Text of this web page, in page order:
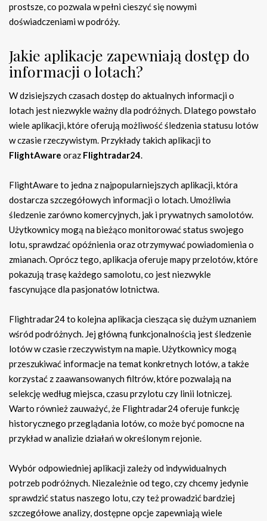
prostsze, co pozwala w pełni cieszyć się nowymi
doświadczeniami w podróży.
Jakie aplikacje zapewniają dostęp do
informacji o lotach?
W dzisiejszych czasach dostęp do aktualnych informacji o
lotach jest niezwykle ważny dla podróżnych. Dlatego powstało
wiele aplikacji, które oferują możliwość śledzenia statusu lotów
w czasie rzeczywistym. Przykłady takich aplikacji to
FlightAware oraz Flightradar24.
FlightAware to jedna z najpopularniejszych aplikacji, która
dostarcza szczegółowych informacji o lotach. Umożliwia
śledzenie zarówno komercyjnych, jak i prywatnych samolotów.
Użytkownicy mogą na bieżąco monitorować status swojego
lotu, sprawdzać opóźnienia oraz otrzymywać powiadomienia o
zmianach. Oprócz tego, aplikacja oferuje mapy przelotów, które
pokazują trasę każdego samolotu, co jest niezwykle
fascynujące dla pasjonatów lotnictwa.
Flightradar24 to kolejna aplikacja ciesząca się dużym uznaniem
wśród podróżnych. Jej główną funkcjonalnością jest śledzenie
lotów w czasie rzeczywistym na mapie. Użytkownicy mogą
przeszukiwać informacje na temat konkretnych lotów, a także
korzystać z zaawansowanych filtrów, które pozwalają na
selekcję według miejsca, czasu przylotu czy linii lotniczej.
Warto również zauważyć, że Flightradar24 oferuje funkcję
historycznego przeglądania lotów, co może być pomocne na
przykład w analizie działań w określonym rejonie.
Wybór odpowiedniej aplikacji zależy od indywidualnych
potrzeb podróżnych. Niezależnie od tego, czy chcemy jedynie
sprawdzić status naszego lotu, czy też prowadzić bardziej
szczegółowe analizy, dostępne opcje zapewniają wiele